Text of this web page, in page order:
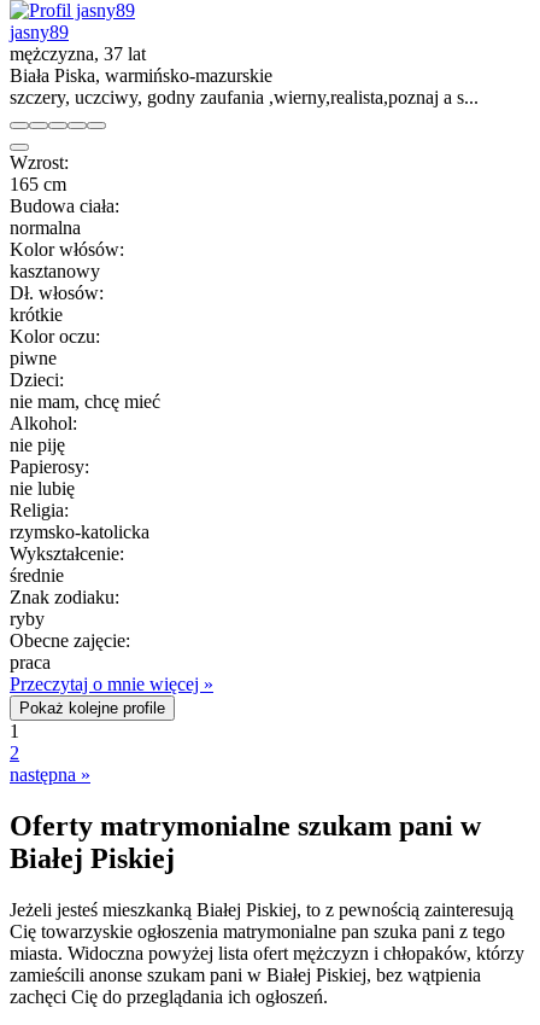
jasny89
mężczyzna, 37 lat
Biała Piska, warmińsko-mazurskie
szczery, uczciwy, godny zaufania ,wierny,realista,poznaj a s...
Wzrost:
165 cm
Budowa ciała:
normalna
Kolor włósów:
kasztanowy
Dł. włosów:
krótkie
Kolor oczu:
piwne
Dzieci:
nie mam, chcę mieć
Alkohol:
nie piję
Papierosy:
nie lubię
Religia:
rzymsko-katolicka
Wykształcenie:
średnie
Znak zodiaku:
ryby
Obecne zajęcie:
praca
Przeczytaj o mnie więcej »
Pokaż kolejne profile
1
2
następna »
Oferty matrymonialne szukam pani w
Białej Piskiej
Jeżeli jesteś mieszkanką Białej Piskiej, to z pewnością zainteresują
Cię towarzyskie ogłoszenia matrymonialne pan szuka pani z tego
miasta. Widoczna powyżej lista ofert mężczyzn i chłopaków, którzy
zamieścili anonse szukam pani w Białej Piskiej, bez wątpienia
zachęci Cię do przeglądania ich ogłoszeń.